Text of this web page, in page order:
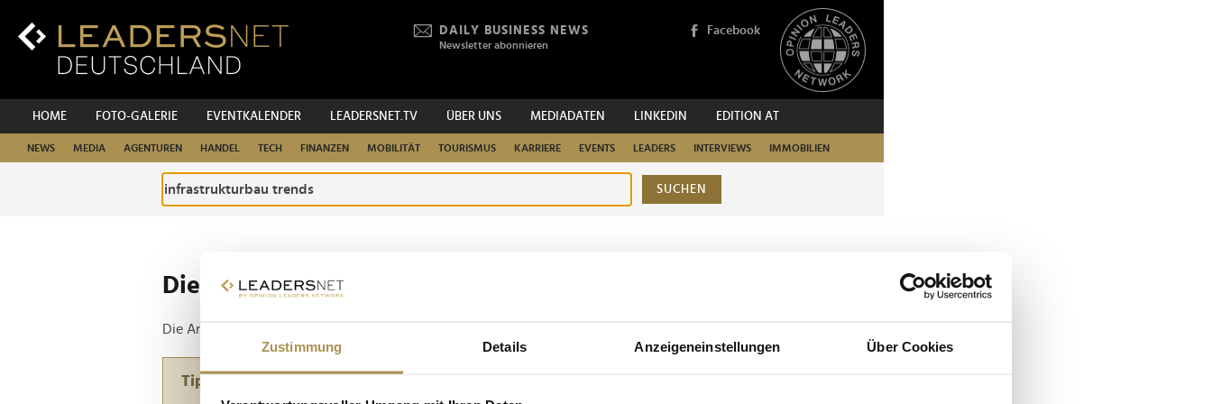
Zustimmung Details Anzeigeneinstellungen Über Cookies
Inhalt
DAILY BUSINESS NEWS
Newsletter abonnieren
Facebook
HOME FOTO-GALERIE EVENTKALENDER LEADERSNET.TV ÜBER UNS MEDIADATEN LINKEDIN EDITION AT
NEWS MEDIA AGENTUREN HANDEL TECH FINANZEN MOBILITÄT TOURISMUS KARRIERE EVENTS LEADERS INTERVIEWS IMMOBILIEN
SUCHEN
Die ganze Website durchsuchen
Die Anfrage ergab 1 Treffer.
Tipp